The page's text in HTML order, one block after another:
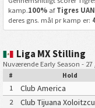
kamp.100%af Tigres
deres gns. mål pr kamp er:
Liga MX Stilling
Nuværende Early Season - 27
# Hold
1 Club America
2
Club Tijuana